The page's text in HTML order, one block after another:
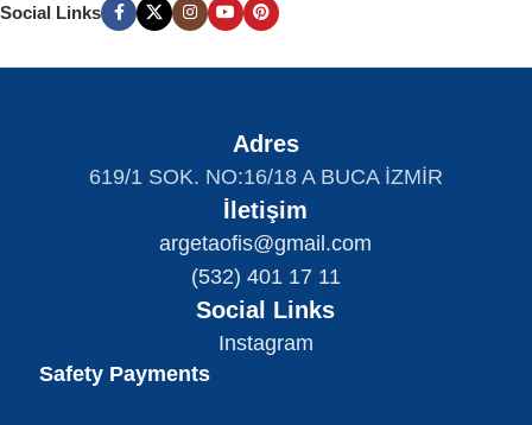
Social Links
Adres
619/1 SOK. NO:16/18 A BUCA İZMİR
İletişim
argetaofis@gmail.com
(532) 401 17 11
Social Links
Instagram
Safety Payments